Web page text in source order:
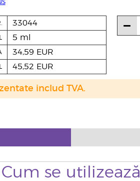
33044
5 ml
34,59 EUR
45,52 EUR
includ TVA.
Cum se utilizează